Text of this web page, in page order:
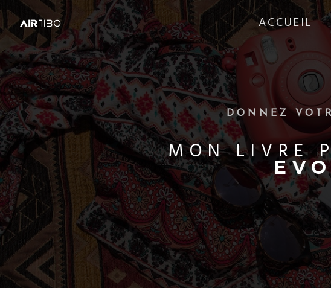
ACCUEIL
DONNEZ
MON LIVRE
DU